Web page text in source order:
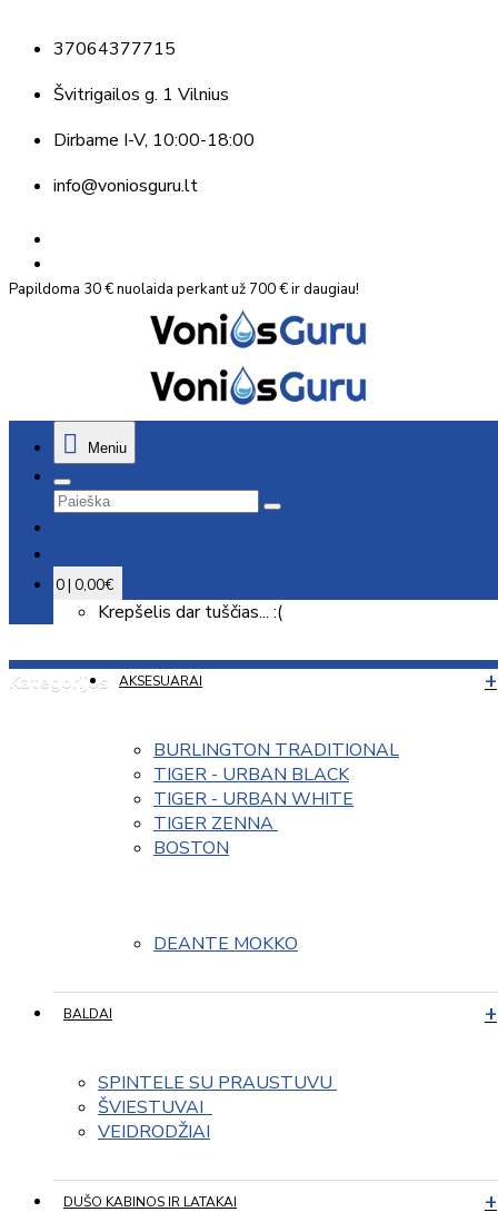
37064377715
Švitrigailos g. 1 Vilnius
Dirbame I-V, 10:00-18:00
info@voniosguru.lt
Papildoma 30 € nuolaida perkant už 700 € ir daugiau!
Meniu
0 | 0,00€
Krepšelis dar tuščias... :(
Kategorijos AKSESUARAI
BURLINGTON TRADITIONAL
TIGER - URBAN BLACK
TIGER - URBAN WHITE
TIGER ZENNA
BOSTON
DEANTE MOKKO
BALDAI
SPINTELE SU PRAUSTUVU
ŠVIESTUVAI
VEIDRODŽIAI
DUŠO KABINOS IR LATAKAI